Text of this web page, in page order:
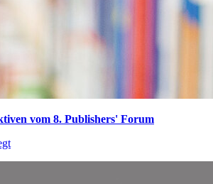
vom 8. Publishers' Forum